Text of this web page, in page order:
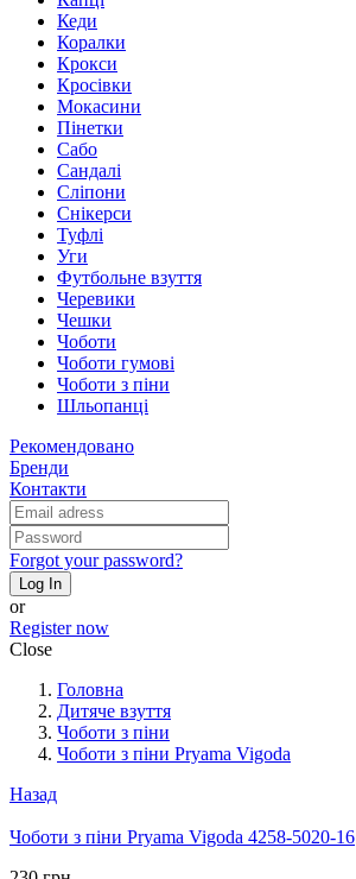
Кеди
Коралки
Крокси
Кросівки
Мокасини
Пінетки
Сабо
Сандалі
Сліпони
Снікерси
Туфлі
Уги
Футбольне взуття
Черевики
Чешки
Чоботи
Чоботи гумові
Чоботи з піни
Шльопанці
Рекомендовано
Бренди
Контакти
Forgot your password?
Log In
or
Register now
Close
Головна
Дитяче взуття
Чоботи з піни
Чоботи з піни Pryama Vigoda
Назад
Чоботи з піни Pryama Vigoda 4258-5020-16